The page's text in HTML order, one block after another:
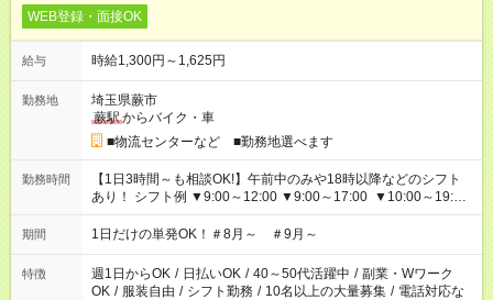
WEB登録・面接OK
給与 時給1,300円～1,625円
勤務地
埼玉県蕨市
蕨駅からバイク・車
■物流センターなど ■勤務地選べます
勤務時間
【1日3時間～も相談OK!】午前中のみや18時以降などのシフト
あり！ シフト例 ▼9:00～12:00 ▼9:00～17:00 ▼10:00～19:00
▼18:00～21:00
期間 1日だけの単発OK！＃8月～ ＃9月～
特徴 週1日からOK / 日払いOK / 40～50代活躍中 / 副業・Wワーク
OK / 服装自由 / シフト勤務 / 10名以上の大量募集 / 電話対応な